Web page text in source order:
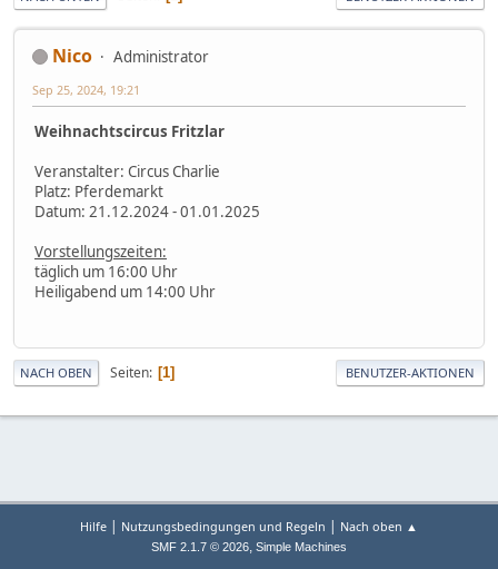
Nico Administrator
Sep 25, 2024, 19:21
Weihnachtscircus Fritzlar
Veranstalter: Circus Charlie
Platz: Pferdemarkt
Datum: 21.12.2024 - 01.01.2025
Vorstellungszeiten:
täglich um 16:00 Uhr
Heiligabend um 14:00 Uhr
NACH OBEN Seiten 1 BENUTZER-AKTIONEN
Hilfe | Nutzungsbedingungen und Regeln | Nach oben ▲
SMF 2.1.7 © 2026, Simple Machines